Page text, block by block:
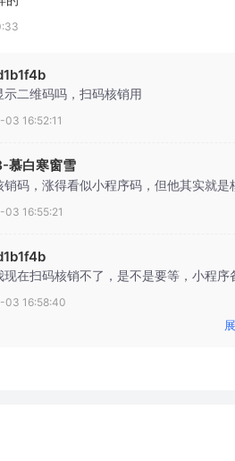
示二维码吗，扫码核销用
16:52:11
慕白寒窗雪
销码，涨得看似小程序码，但他其实就是
16:55:21
现在扫码核销不了，是不是要等，小程序
16:58:40